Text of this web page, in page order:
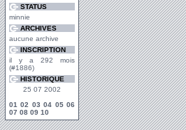
STATUS
minnie
ARCHIVES
aucune archive
INSCRIPTION
il y a 292 mois
(#1886)
HISTORIQUE
25 07 2002
01 02 03 04 05 06
07 08 09 10